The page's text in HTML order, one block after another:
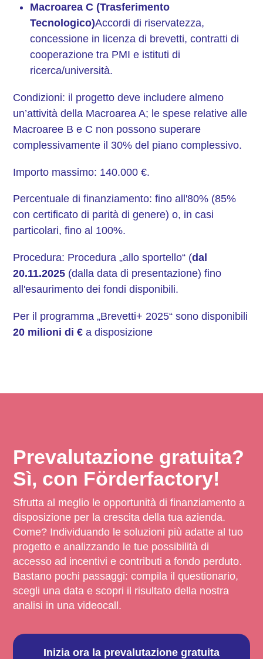
Macroarea C (Trasferimento
Tecnologico)Accordi di riservatezza,
concessione in licenza di brevetti, contratti di
cooperazione tra PMI e istituti di
ricerca/università.
Condizioni: il progetto deve includere almeno
un’attività della Macroarea A; le spese relative alle
Macroaree B e C non possono superare
complessivamente il 30% del piano complessivo.
Importo massimo: 140.000 €.
Percentuale di finanziamento: fino all'80% (85%
con certificato di parità di genere) o, in casi
particolari, fino al 100%.
Procedura: Procedura „allo sportello“ (dal
20.11.2025 (dalla data di presentazione) fino
all'esaurimento dei fondi disponibili.
Per il programma „Brevetti+ 2025“ sono disponibili
20 milioni di € a disposizione
Prevalutazione gratuita?
Sì, con Förderfactory!
Sfrutta al meglio le opportunità di finanziamento a
disposizione per la crescita della tua azienda.
Come? Individuando le soluzioni più adatte al tuo
progetto e analizzando le tue possibilità di
accesso ad incentivi e contributi a fondo perduto.
Bastano pochi passaggi: compila il questionario,
scegli una data e scopri il risultato della nostra
analisi in una videocall.
Inizia ora la prevalutazione gratuita